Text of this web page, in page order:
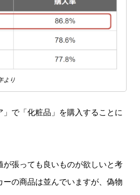
より
で「化粧品」を購入することに
張っても良いものが欲しいと考
の商品は並んでいますが、偽物